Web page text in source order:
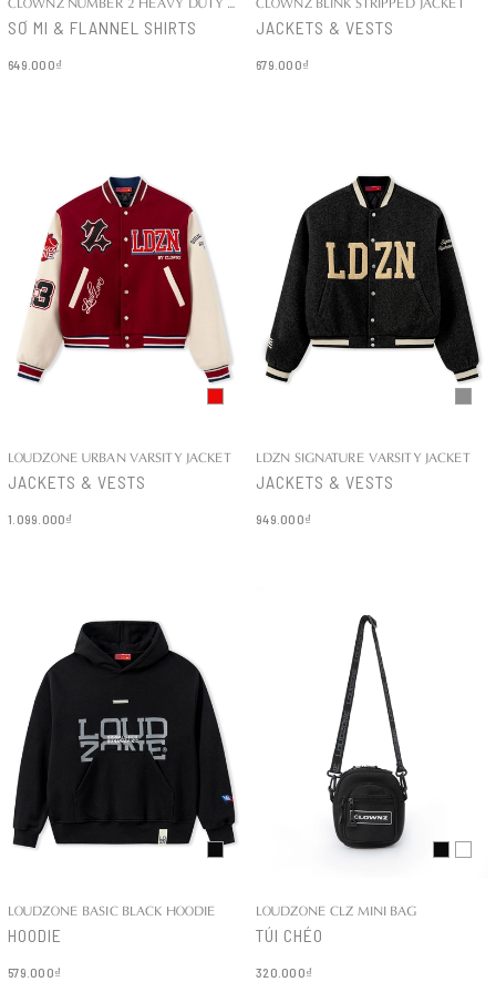
SƠ MI & FLANNEL SHIRTS
649.000₫
JACKETS & VESTS
679.000₫
LOUDZONE URBAN VARSITY JACKET
JACKETS & VESTS
1.099.000₫
LDZN SIGNATURE VARSITY JACKET
JACKETS & VESTS
949.000₫
LOUDZONE BASIC BLACK HOODIE
HOODIE
579.000₫
LOUDZONE CLZ MINI BAG
TÚI CHÉO
320.000₫